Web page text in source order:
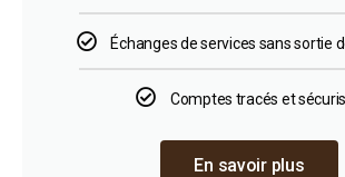
Échanges de services sans sortie
Comptes tracés et
En savoir plus